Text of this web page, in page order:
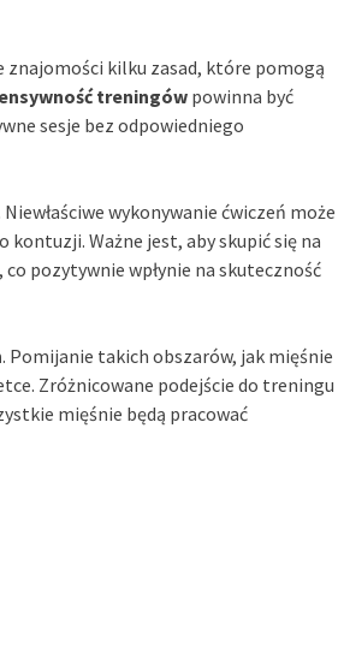
znajomości kilku zasad, które pomogą
treningów powinna być
sesje bez odpowiedniego
Niewłaściwe wykonywanie ćwiczeń może
Ważne jest, aby skupić się na
pozytywnie wpłynie na skuteczność
. Pomijanie takich obszarów, jak mięśnie
Zróżnicowane podejście do treningu
mięśnie będą pracować